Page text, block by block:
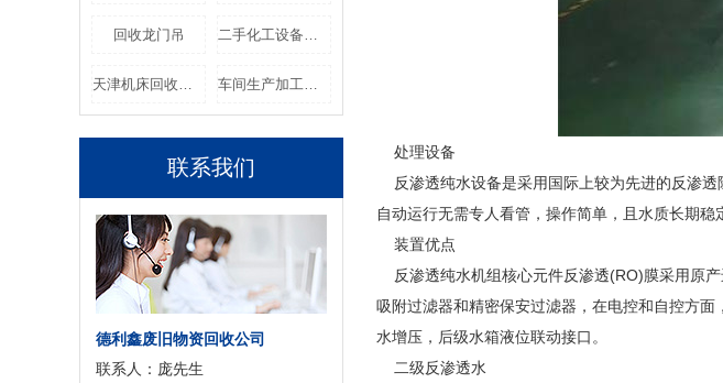
回收龙门吊 二手化工设备回收
天津机床回收厂家 车间生产加工设备回收
联系我们
德利鑫废旧物资回收公司
联系人：庞先生
处理设备
反渗透纯水设备是采用国际上较为先进的反渗透
自动运行无需专人看管，操作简单，且水质长期稳
装置优点
反渗透纯水机组核心元件反渗透(RO)膜采用原
吸附过滤器和精密保安过滤器，在电控和自控方
水增压，后级水箱液位联动接口。
二级反渗透水